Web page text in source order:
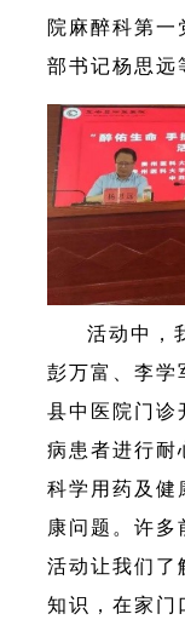
院麻醉科第一
部书记杨思远
活动中，
彭万富、李学
县中医院门诊
病患者进行耐
科学用药及健
康问题。许
活动让我们了
知识，在家门